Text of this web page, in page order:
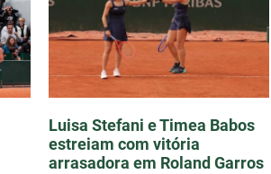
Luisa Stefani e Timea Babos
estreiam com vitória
arrasadora em Roland Garros